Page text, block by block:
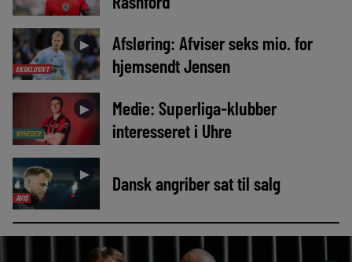
EKSKLUSIVT
►
Afsløring: Afviser seks mio. for
hjemsendt Jensen
NYHEDER
►
Medie: Superliga-klubber
interesseret i Uhre
AVIS
► Dansk angriber sat til salg